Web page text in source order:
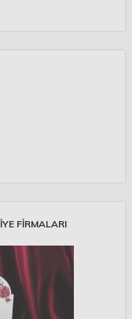
FIRMALARI